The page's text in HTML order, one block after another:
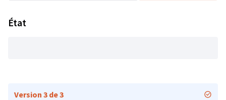
État
Version 3 de 3